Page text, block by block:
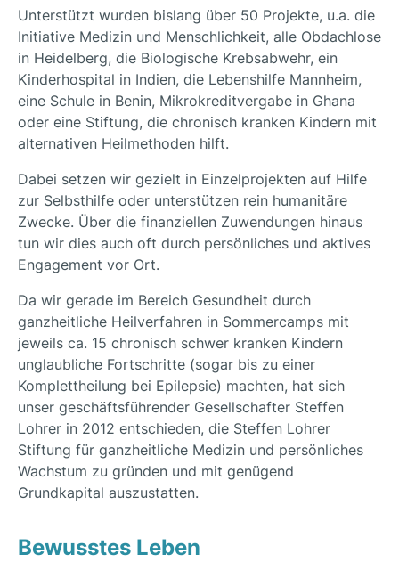
Unterstützt wurden bislang über 50 Projekte, u.a. die
Initiative Medizin und Menschlichkeit, alle Obdachlose
in Heidelberg, die Biologische Krebsabwehr, ein
Kinderhospital in Indien, die Lebenshilfe Mannheim,
eine Schule in Benin, Mikrokreditvergabe in Ghana
oder eine Stiftung, die chronisch kranken Kindern mit
alternativen Heilmethoden hilft.
Dabei setzen wir gezielt in Einzelprojekten auf Hilfe
zur Selbsthilfe oder unterstützen rein humanitäre
Zwecke. Über die finanziellen Zuwendungen hinaus
tun wir dies auch oft durch persönliches und aktives
Engagement vor Ort.
Da wir gerade im Bereich Gesundheit durch
ganzheitliche Heilverfahren in Sommercamps mit
jeweils ca. 15 chronisch schwer kranken Kindern
unglaubliche Fortschritte (sogar bis zu einer
Komplettheilung bei Epilepsie) machten, hat sich
unser geschäftsführender Gesellschafter Steffen
Lohrer in 2012 entschieden, die Steffen Lohrer
Stiftung für ganzheitliche Medizin und persönliches
Wachstum zu gründen und mit genügend
Grundkapital auszustatten.
Bewusstes Leben